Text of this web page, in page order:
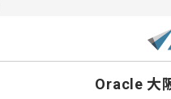
Oracle 大